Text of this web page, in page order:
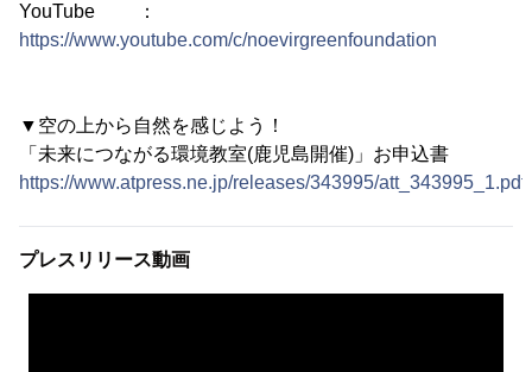
YouTube ：
https://www.youtube.com/c/noevirgreenfoundation
▼空の上から自然を感じよう！
「未来につながる環境教室(鹿児島開催)」お申込書
https://www.atpress.ne.jp/releases/343995/att_343995_1.pdf
プレスリリース動画